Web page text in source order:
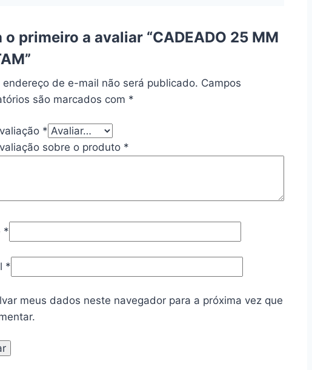
o primeiro a avaliar “CADEADO 25 MM
endereço de e-mail não será publicado. Campos
são marcados com *
*
sobre o produto *
*
*
meus dados neste navegador para a próxima vez que